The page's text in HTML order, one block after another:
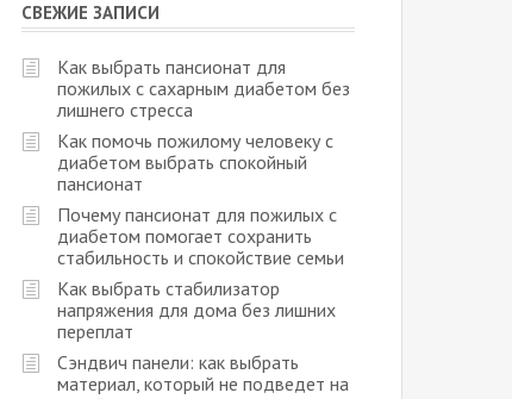
СВЕЖИЕ ЗАПИСИ
Как выбрать пансионат для
пожилых с сахарным диабетом без
лишнего стресса
Как помочь пожилому человеку с
диабетом выбрать спокойный
пансионат
Почему пансионат для пожилых с
диабетом помогает сохранить
стабильность и спокойствие семьи
Как выбрать стабилизатор
напряжения для дома без лишних
переплат
Сэндвич панели: как выбрать
материал, который не подведет на